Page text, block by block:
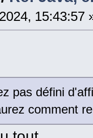
15:43:57
pas défini
comment